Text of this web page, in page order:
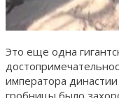
Это еще одна
императора